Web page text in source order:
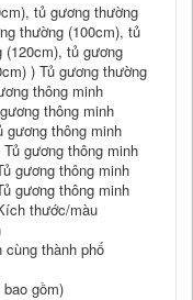
tủ gương thường
thường (100cm), tủ
(120cm), tủ gương
) Tủ gương thường
thông minh
thông minh
gương thông minh
gương thông minh
gương thông minh
gương thông minh
thước/màu
cùng thành phố
gồm)